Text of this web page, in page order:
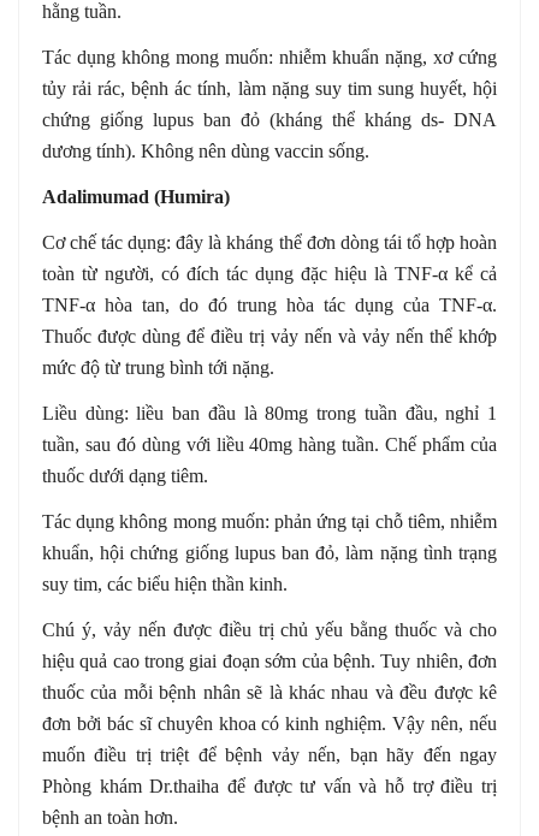
hằng tuần.
Tác dụng không mong muốn: nhiễm khuẩn nặng, xơ cứng
tủy rải rác, bệnh ác tính, làm nặng suy tim sung huyết, hội
chứng giống lupus ban đỏ (kháng thể kháng ds- DNA
dương tính). Không nên dùng vaccin sống.
Adalimumad (Humira)
Cơ chế tác dụng: đây là kháng thể đơn dòng tái tổ hợp hoàn
toàn từ người, có đích tác dụng đặc hiệu là TNF-α kể cả
TNF-α hòa tan, do đó trung hòa tác dụng của TNF-α.
Thuốc được dùng để điều trị vảy nến và vảy nến thể khớp
mức độ từ trung bình tới nặng.
Liều dùng: liều ban đầu là 80mg trong tuần đầu, nghỉ 1
tuần, sau đó dùng với liều 40mg hàng tuần. Chế phẩm của
thuốc dưới dạng tiêm.
Tác dụng không mong muốn: phản ứng tại chỗ tiêm, nhiễm
khuẩn, hội chứng giống lupus ban đỏ, làm nặng tình trạng
suy tim, các biểu hiện thần kinh.
Chú ý, vảy nến được điều trị chủ yếu bằng thuốc và cho
hiệu quả cao trong giai đoạn sớm của bệnh. Tuy nhiên, đơn
thuốc của mỗi bệnh nhân sẽ là khác nhau và đều được kê
đơn bởi bác sĩ chuyên khoa có kinh nghiệm. Vậy nên, nếu
muốn điều trị triệt để bệnh vảy nến, bạn hãy đến ngay
Phòng khám Dr.thaiha để được tư vấn và hỗ trợ điều trị
bệnh an toàn hơn.